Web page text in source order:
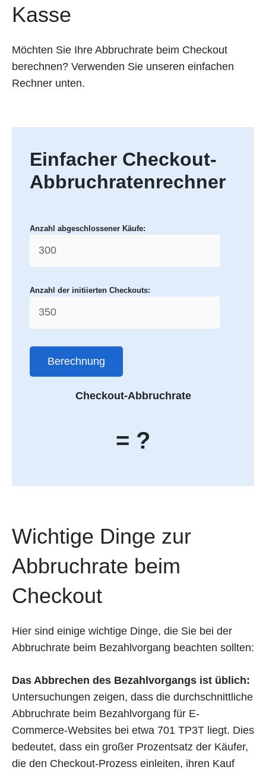
Kasse
Möchten Sie Ihre Abbruchrate beim Checkout
berechnen? Verwenden Sie unseren einfachen
Rechner unten.
Einfacher Checkout-
Abbruchratenrechner
Anzahl abgeschlossener Käufe:
Anzahl der initiierten Checkouts:
Berechnung
Checkout-Abbruchrate
= ?
Wichtige Dinge zur
Abbruchrate beim
Checkout
Hier sind einige wichtige Dinge, die Sie bei der
Abbruchrate beim Bezahlvorgang beachten sollten:
Das Abbrechen des Bezahlvorgangs ist üblich:
Untersuchungen zeigen, dass die durchschnittliche
Abbruchrate beim Bezahlvorgang für E-
Commerce-Websites bei etwa 701 TP3T liegt. Dies
bedeutet, dass ein großer Prozentsatz der Käufer,
die den Checkout-Prozess einleiten, ihren Kauf